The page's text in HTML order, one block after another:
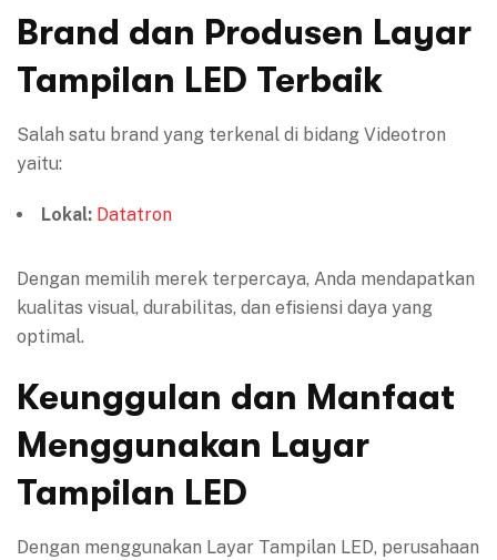
Brand dan Produsen Layar
Tampilan LED Terbaik
Salah satu brand yang terkenal di bidang Videotron
yaitu:
Lokal: Datatron
Dengan memilih merek terpercaya, Anda mendapatkan
kualitas visual, durabilitas, dan efisiensi daya yang
optimal.
Keunggulan dan Manfaat
Menggunakan Layar
Tampilan LED
Dengan menggunakan Layar Tampilan LED, perusahaan